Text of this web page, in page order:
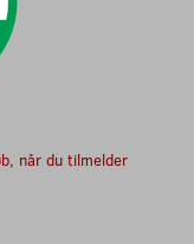
når du tilmelder